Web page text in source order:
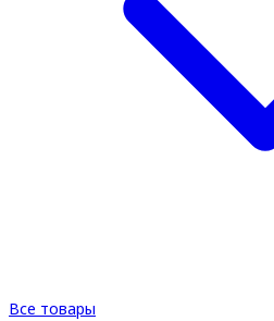
Все товары